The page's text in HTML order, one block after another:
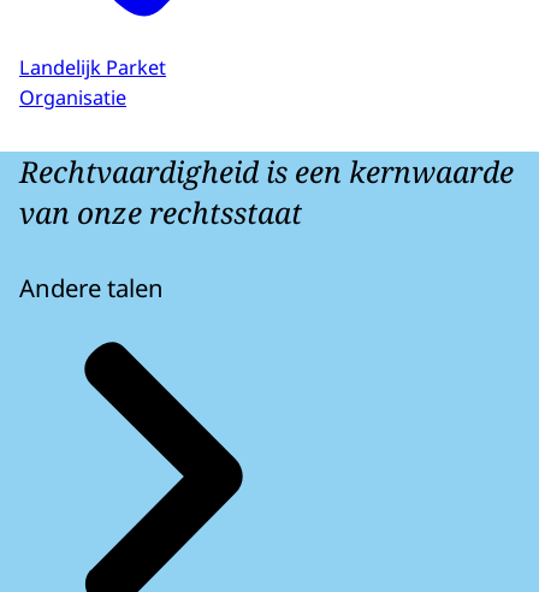
Landelijk Parket
Organisatie
Rechtvaardigheid is een kernwaarde
van onze rechtsstaat
Andere talen